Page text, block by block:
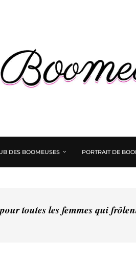
DES BOOMEUSES PORTRAIT DE
toutes les femmes qui